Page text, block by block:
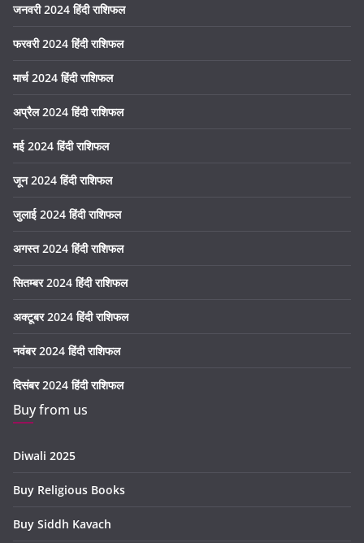
जनवरी 2024 हिंदी राशिफल
फरवरी 2024 हिंदी राशिफल
मार्च 2024 हिंदी राशिफल
अप्रैल 2024 हिंदी राशिफल
मई 2024 हिंदी राशिफल
जून 2024 हिंदी राशिफल
जुलाई 2024 हिंदी राशिफल
अगस्त 2024 हिंदी राशिफल
सितम्बर 2024 हिंदी राशिफल
अक्टूबर 2024 हिंदी राशिफल
नवंबर 2024 हिंदी राशिफल
दिसंबर 2024 हिंदी राशिफल
Buy from us
Diwali 2025
Buy Religious Books
Buy Siddh Kavach